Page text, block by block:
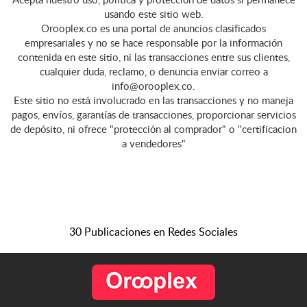
muebles de Bares en
Madera Reparación de C...
usando este sitio web.
Orooplex.co es una portal de anuncios clasificados
empresariales y no se hace responsable por la información
contenida en este sitio, ni las transacciones entre sus clientes,
cualquier duda, reclamo, o denuncia enviar correo a
info@orooplex.co.
Este sitio no está involucrado en las transacciones y no maneja
pagos, envíos, garantías de transacciones, proporcionar servicios
de depósito, ni ofrece "protección al comprador" o "certificacion
a vendedores"
30 Publicaciones en Redes Sociales